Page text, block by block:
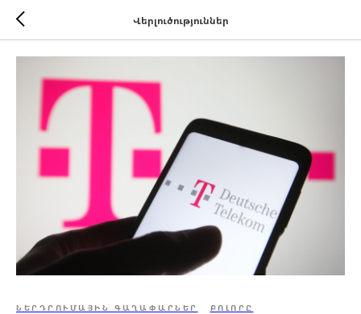
Վերլուծություններ
ՆԵՐԴՐՈՒՄԱՅԻՆ ԳԱՂԱՓԱՐՆԵՐ ԲՈԼՈՐԸ